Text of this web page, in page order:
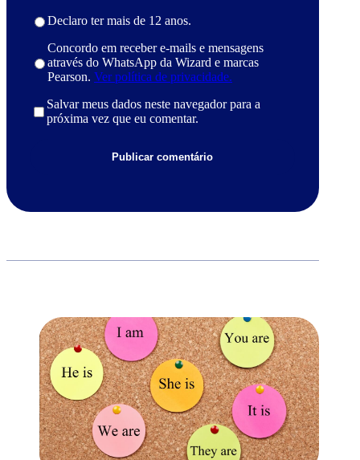
Declaro ter mais de 12 anos.
Concordo em receber e-mails e mensagens
através do WhatsApp da Wizard e marcas
Pearson. Ver política de privacidade.
Salvar meus dados neste navegador para a
próxima vez que eu comentar.